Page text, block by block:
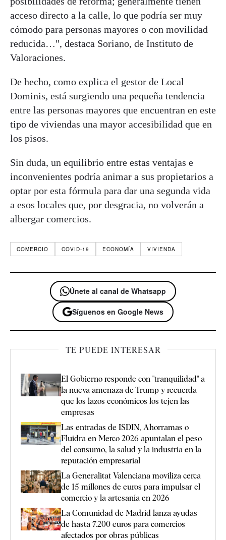
acceso directo a la calle, lo que podría ser muy
cómodo para personas mayores o con movilidad
reducida…", destaca Soriano, de Instituto de
Valoraciones.
De hecho, como explica el gestor de Local
Dominis, está surgiendo una pequeña tendencia
entre las personas mayores que encuentran en este
tipo de viviendas una mayor accesibilidad que en
los pisos.
Sin duda, un equilibrio entre estas ventajas e
inconvenientes podría animar a sus propietarios a
optar por esta fórmula para dar una segunda vida
a esos locales que, por desgracia, no volverán a
albergar comercios.
COMERCIO COVID-19 ECONOMÍA VIVIENDA
Únete al canal de Whatsapp
Síguenos en Google News
TE PUEDE INTERESAR
El Gobierno responde con "tranquilidad" a
la nueva amenaza de Trump y recuerda
que los lazos económicos los tejen las
empresas
Las entradas de ISDIN, Ahorramas o
Fluidra en Merco 2026 apuntalan el peso
del consumo, la salud y la industria en la
reputación empresarial
La Generalitat Valenciana moviliza cerca
de 15 millones de euros para impulsar el
comercio y la artesanía en 2026
La Comunidad de Madrid lanza ayudas
de hasta 7.200 euros para comercios
afectados por obras públicas